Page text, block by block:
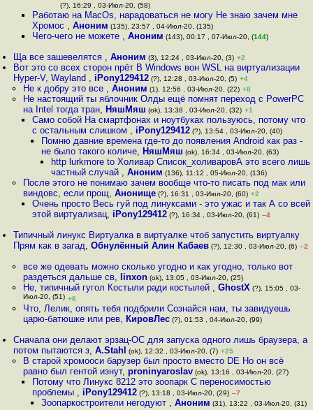
(?), 16:29 , 03-Июл-20, (58)
Работаю на MacOs, нарадоваться не могу Не знаю зачем мне
Хромос , Аноним (135), 23:57 , 04-Июл-20, (135)
Чего-чего не можете , Аноним (143), 00:17 , 07-Июл-20, (144)
Ща все зашевелятся ,Аноним (3), 12:24 , 03-Июл-20, (3) +2
Вот это со всех сторон прёт В Windows вон WSL на виртуализации
Hyper-V, Wayland , iPony129412 (?), 12:28 , 03-Июл-20, (5) +4
Не к добру это все , Аноним (1), 12:56 , 03-Июл-20, (22) +8
Не настоящий ты яблочник Олды ещё помнят переход с PowerPC
на Intel тогда тран, НяшМяш (ok), 13:38 , 03-Июл-20, (32) +1
Само собой На смартфонах и ноутбуках пользуюсь, потому что
с остальным слишком , iPony129412(?), 13:54 , 03-Июл-20, (40)
Помню давние времена где-то до появления Android как раз -
не было такого количе, НяшМяш (ok), 16:34 , 03-Июл-20, (63)
http lurkmore to Холивар Список_холиваровА это всего лишь
частный случай , Аноним (136), 11:12 , 05-Июл-20, (136)
После этого не понимаю зачем вообще что-то писать под мак или
виндовс, если прощ, Анонище(?), 16:31 , 03-Июл-20, (60) +2
Очень просто Весь гуй под линуксами - это ужас и так А со всей
этой виртуализац, iPony129412(?), 16:34 , 03-Июл-20, (61) –4
Типичный линукс Виртуалка в виртуалке чтоб запустить виртуалку
Прям как в загад,Обнулённый Алин Кабаев (?), 12:30 , 03-Июл-20, (6) –2
все же одевать можно сколько угодно и как угодно, только вот
раздеться дальше св, linxon(ok), 13:05 , 03-Июл-20, (25)
Не, типичный гугол Костыли ради костылей , GhostX (?), 15:05 , 03-
Июл-20, (51) +6
Что, Лелик, опять тебя подбрили Сознайся нам, ты завидуешь
царю-батюшке или рев, КировЛес(?), 01:53 , 04-Июл-20, (99)
Сначала они делают эрзац-ОС для запуска одного лишь браузера, а
потом пытаются з,A.Stahl (ok), 12:32 , 03-Июл-20, (7) +25
В старой хромооси барузер был просто вместо DE Но он всё
равно был гентой изнут, proninyaroslav(ok), 13:16 , 03-Июл-20, (27)
Потому что Линукс 8212 это зоопарк С переносимостью
проблемы , iPony129412(?), 13:18 , 03-Июл-20, (29) –7
Зоопаркостроители негодуют ,Аноним (31), 13:22 , 03-Июл-20, (31)